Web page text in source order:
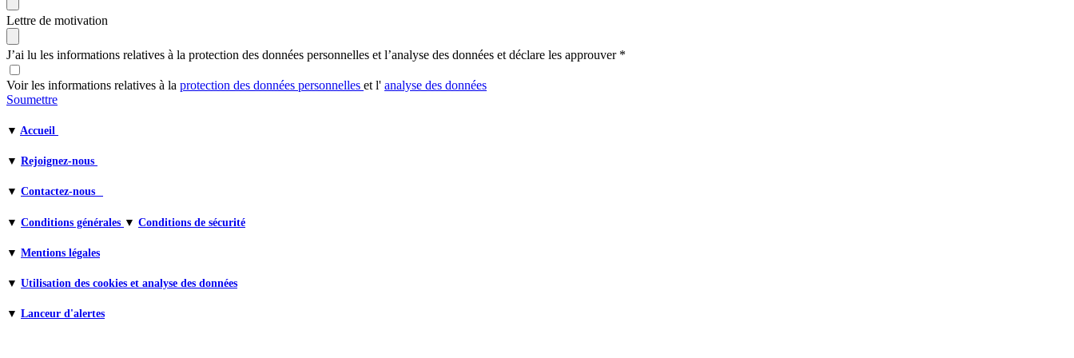
Lettre de motivation
J’ai lu les informations relatives à la protection des données personnelles et l’analyse des données et déclare les approuver *
Voir les informations relatives à la protection des données personnelles et l' analyse des données
Soumettre
▼ Accueil
▼ Rejoignez-nous
▼ Contactez-nous
▼ Conditions générales ▼ Conditions de sécurité
▼ Mentions légales
▼ Utilisation des cookies et analyse des données
▼ Lanceur d'alertes